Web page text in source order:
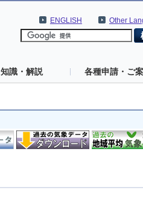
Other
ENGLISH
知識・解説 各種申請・ご